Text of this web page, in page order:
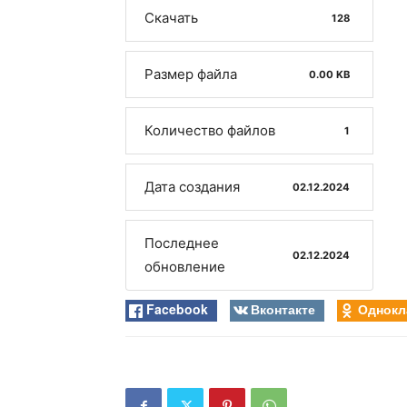
Скачать 128
Размер файла 0.00 KB
Количество файлов 1
Дата создания 02.12.2024
Последнее
обновление
02.12.2024
Facebook Вконтакте